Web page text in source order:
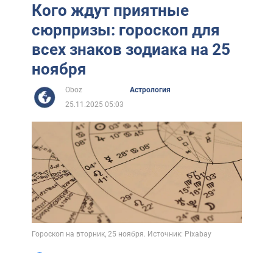
Кого ждут приятные
сюрпризы: гороскоп для
всех знаков зодиака на 25
ноября
Oboz
Астрология
25.11.2025 05:03
Гороскоп на вторник, 25 ноября. Источник: Pixabay